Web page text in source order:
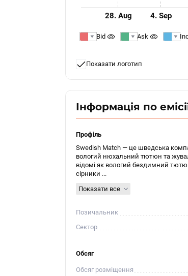
28. Aug 4. Sep
Bid Ask
Показати логотип
Інформація по
Профіль
Swedish Match — це шведська
вологий нюхальний тютюн та
відомі як вологий бездимний
сірники ...
Показати все
Позичальник
Сектор
Обсяг
Обсяг розміщення